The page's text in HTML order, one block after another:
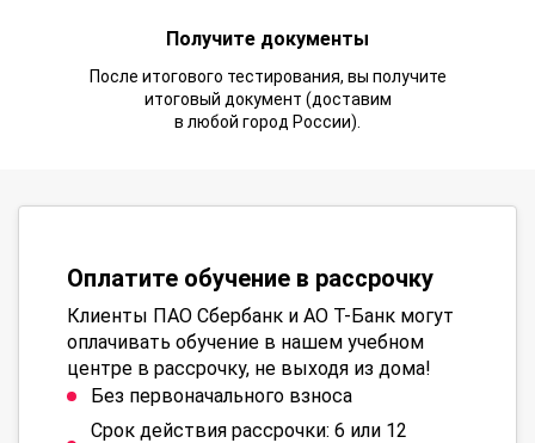
Получите документы
После итогового тестирования, вы получите
итоговый документ (доставим
в любой город России).
Оплатите обучение в рассрочку
Клиенты ПАО Сбербанк и АО Т-Банк могут
оплачивать обучение в нашем учебном
центре в рассрочку, не выходя из дома!
Без первоначального взноса
Срок действия рассрочки: 6 или 12